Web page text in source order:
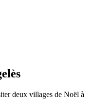
deux villages de Noël à